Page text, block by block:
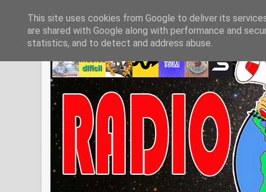
This site uses cookies from Google to deliver its
are shared with Google along with performance and
statistics, and to detect and address abuse.